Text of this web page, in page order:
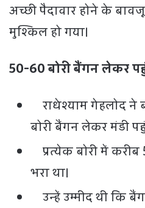
अच्छी पैदावार होने के
मुश्किल हो गया।
50-60 बोरी बैंगन लेकर
राधेश्याम गेहलोद ने
बोरी बैंगन लेकर मंडी
प्रत्येक बोरी में
भरा था।
उन्हें उम्मीद थी कि